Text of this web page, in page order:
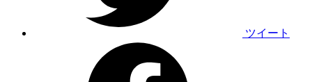
ツイート